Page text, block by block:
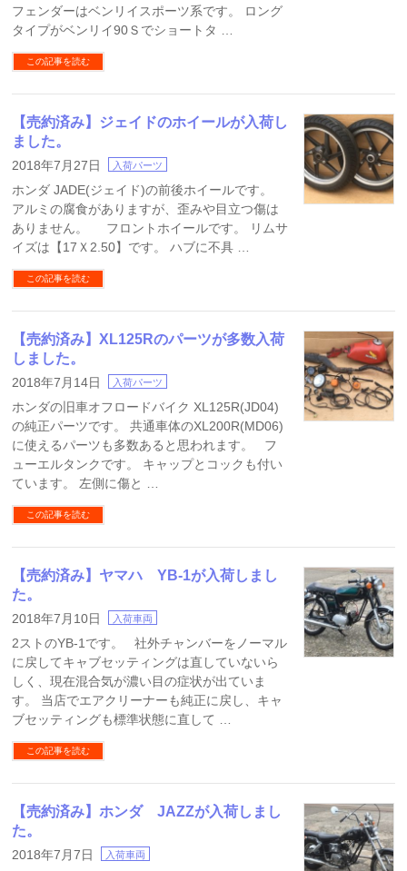
フェンダーはベンリイスポーツ系です。 ロング
タイプがベンリイ90Ｓでショートタ …
この記事を読む
【売約済み】ジェイドのホイールが入荷し
ました。
2018年7月27日 入荷パーツ
ホンダ JADE(ジェイド)の前後ホイールです。
アルミの腐食がありますが、歪みや目立つ傷は
ありません。 フロントホイールです。 リムサ
イズは【17Ｘ2.50】です。 ハブに不具 …
この記事を読む
【売約済み】XL125Rのパーツが多数入荷
しました。
2018年7月14日 入荷パーツ
ホンダの旧車オフロードバイク XL125R(JD04)
の純正パーツです。 共通車体のXL200R(MD06)
に使えるパーツも多数あると思われます。 フ
ューエルタンクです。 キャップとコックも付い
ています。 左側に傷と …
この記事を読む
【売約済み】ヤマハ YB-1が入荷しまし
た。
2018年7月10日 入荷車両
2ストのYB-1です。 社外チャンバーをノーマル
に戻してキャブセッティングは直していないら
しく、現在混合気が濃い目の症状が出ていま
す。 当店でエアクリーナーも純正に戻し、キャ
ブセッティングも標準状態に直して …
この記事を読む
【売約済み】ホンダ JAZZが入荷しまし
た。
2018年7月7日 入荷車両